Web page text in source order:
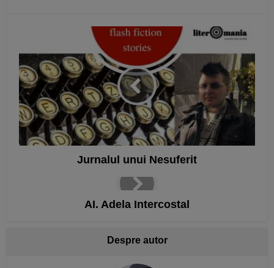
Jurnalul unui Nesuferit
AI. Adela Intercostal
Despre autor